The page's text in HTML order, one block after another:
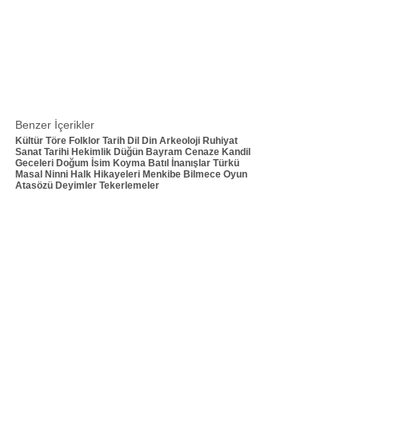
Benzer İçerikler
Kültür Töre Folklor Tarih Dil Din Arkeoloji Ruhiyat
Sanat Tarihi Hekimlik Düğün Bayram Cenaze Kandil
Geceleri Doğum İsim Koyma Batıl İnanışlar Türkü
Masal Ninni Halk Hikayeleri Menkibe Bilmece Oyun
Atasözü Deyimler Tekerlemeler